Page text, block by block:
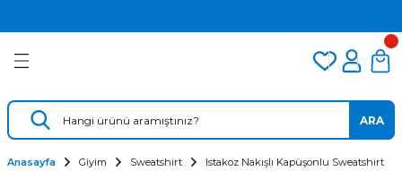
Dalış Regülatörü
Dalış Konsolu
ARA
Anasayfa Giyim Sweatshirt Istakoz Nakışlı Kapüşonlu Sweatshirt